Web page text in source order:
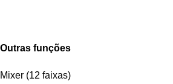
Outras funções
Mixer (12 faixas)